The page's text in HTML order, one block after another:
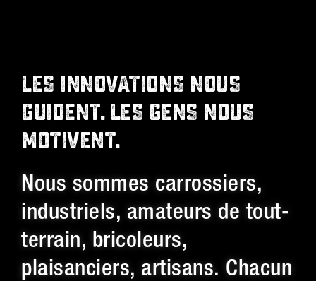
LES INNOVATIONS NOUS
GUIDENT. LES GENS NOUS
MOTIVENT.
Nous sommes carrossiers,
industriels, amateurs de tout-
terrain, bricoleurs,
plaisanciers, artisans. Chacun